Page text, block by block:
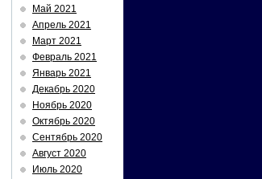
Май 2021
Апрель 2021
Март 2021
Февраль 2021
Январь 2021
Декабрь 2020
Ноябрь 2020
Октябрь 2020
Сентябрь 2020
Август 2020
Июль 2020